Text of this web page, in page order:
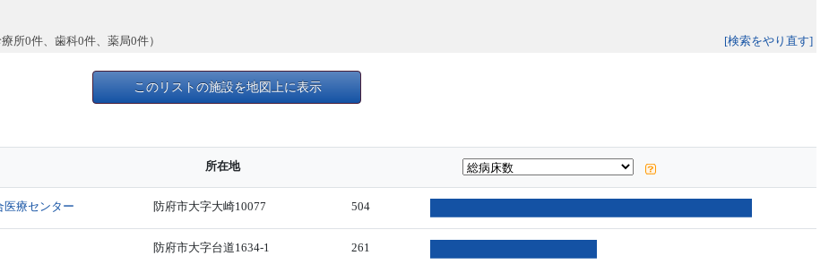
所0件、歯科0件、薬局0件） [検索をやり直す]
このリストの施設を地図上に表示
所在地
療センター 防府市大字大崎10077 504
防府市大字台道1634-1 261